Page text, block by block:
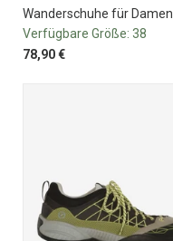
Wanderschuhe für Damen
Verfügbare Größe: 38
78,90 €